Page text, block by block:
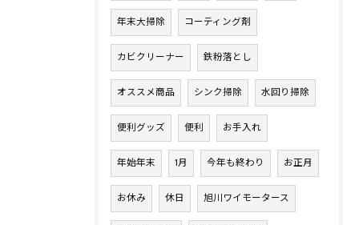
年末大掃除 コーティング剤
カビクリーナー 鉄粉落とし
オススメ商品 シンク掃除 水回り掃除
便利グッズ 便利 お手入れ
年始年末 1月 今年も終わり お正月
お休み 休日 旭川ワイモータース